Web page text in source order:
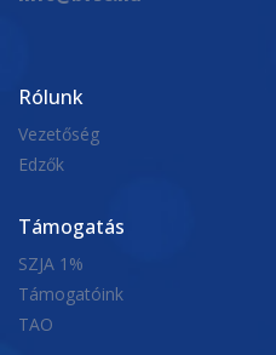
az Ortigia ellen
Manna ABC a férfi
okt. 17, 2024
Rólunk
Vezetőség
Edzők
Támogatás
SZJA 1%
Támogatóink
TAO